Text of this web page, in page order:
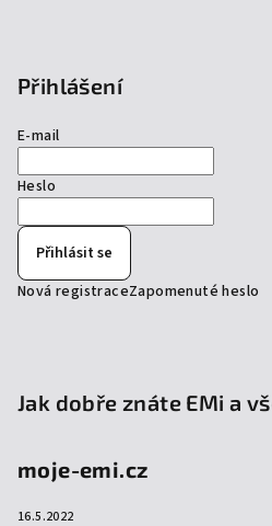
Přihlášení
E-mail
Heslo
Přihlásit se
Nová registraceZapomenuté heslo
Jak dobře znáte EMi a
moje-emi.cz
16.5.2022